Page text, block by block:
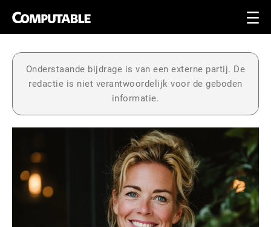
Onderstaande bijdrage is van een externe partij. De
redactie is niet verantwoordelijk voor de geboden
informatie.